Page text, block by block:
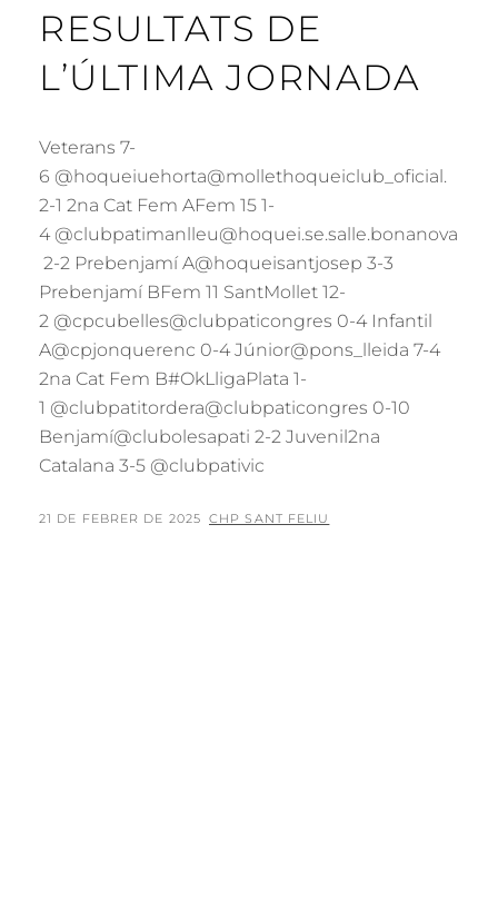
RESULTATS DE
L’ÚLTIMA JORNADA
Veterans 7-
6 @hoqueiuehorta@mollethoqueiclub_oficial.
2-1 2na Cat Fem AFem 15 1-
4 @clubpatimanlleu@hoquei.se.salle.bonanova
2-2 Prebenjamí A@hoqueisantjosep 3-3
Prebenjamí BFem 11 SantMollet 12-
2 @cpcubelles@clubpaticongres 0-4 Infantil
A@cpjonquerenc 0-4 Júnior@pons_lleida 7-4
2na Cat Fem B#OkLligaPlata 1-
1 @clubpatitordera@clubpaticongres 0-10
Benjamí@clubolesapati 2-2 Juvenil2na
Catalana 3-5 @clubpativic
POSTED
21 DE FEBRER DE 2025 BY
CHP SANT FELIU